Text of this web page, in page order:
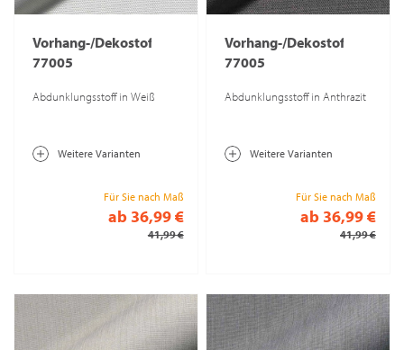
Vorhang-/Dekostoff
77005
Abdunklungsstoff in Weiß
Weitere Varianten
Für Sie nach Maß
ab 36,99 €
41,99 €
Vorhang-/Dekostoff
77005
Abdunklungsstoff in Anthrazit
Weitere Varianten
Für Sie nach Maß
ab 36,99 €
41,99 €